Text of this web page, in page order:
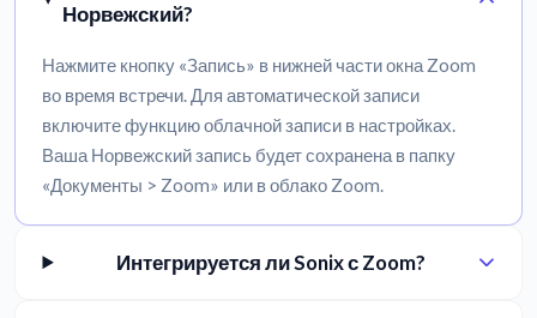
Норвежский?
Нажмите кнопку «Запись» в нижней части окна Zoom
во время встречи. Для автоматической записи
включите функцию облачной записи в настройках.
Ваша Норвежский запись будет сохранена в папку
«Документы > Zoom» или в облако Zoom.
Интегрируется ли Sonix с Zoom?